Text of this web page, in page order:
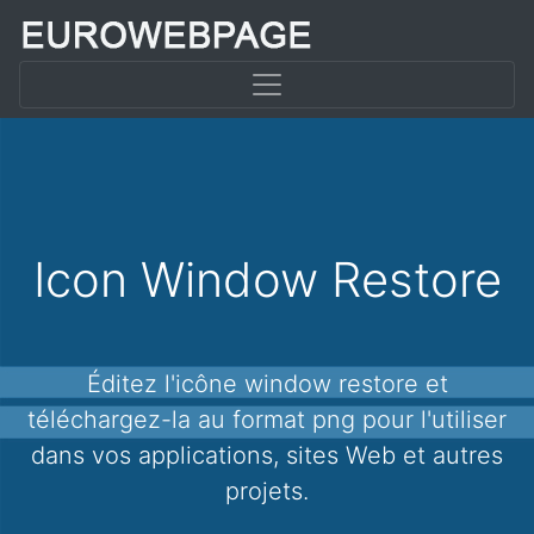
Icon Window Restore
Éditez l'icône window restore et
téléchargez-la au format png pour l'utiliser
dans vos applications, sites Web et autres
projets.